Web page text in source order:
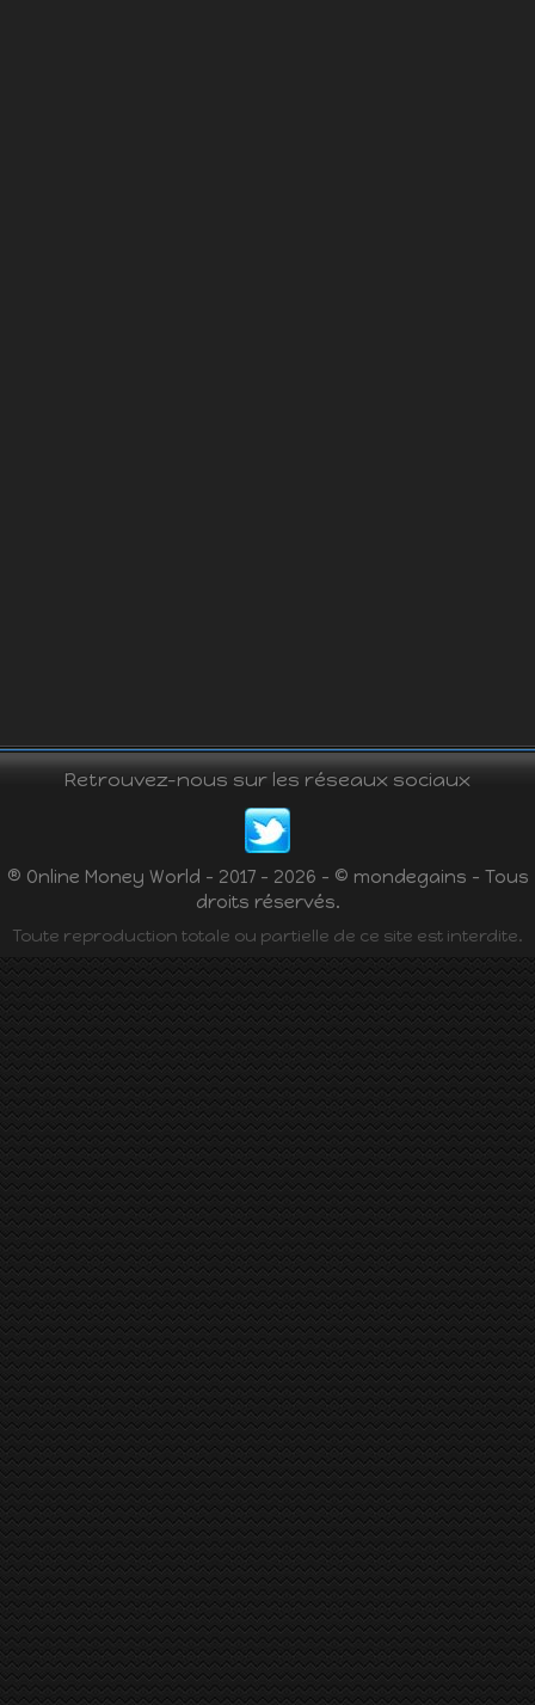
Retrouvez-nous sur les réseaux sociaux
® Online Money World - 2017 - 2026 - © mondegains - Tous
droits réservés.
Toute reproduction totale ou partielle de ce site est interdite.